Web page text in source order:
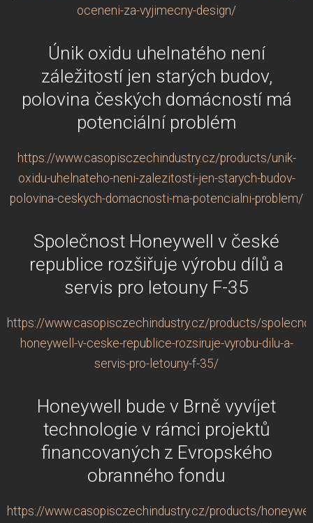
oceneni-za-vyjimecny-design/
Únik oxidu uhelnatého není
záležitostí jen starých budov,
polovina českých domácností má
potenciální problém
https://www.casopisczechindustry.cz/products/unik-
oxidu-uhelnateho-neni-zalezitosti-jen-starych-budov-
polovina-ceskych-domacnosti-ma-potencialni-problem/
Společnost Honeywell v české
republice rozšiřuje výrobu dílů a
servis pro letouny F-35
https://www.casopisczechindustry.cz/products/
honeywell-v-ceske-republice-rozsiruje-vyrobu-dilu-a-
servis-pro-letouny-f-35/
Honeywell bude v Brně vyvíjet
technologie v rámci projektů
financovaných z Evropského
obranného fondu
https://www.casopisczechindustry.cz/products/